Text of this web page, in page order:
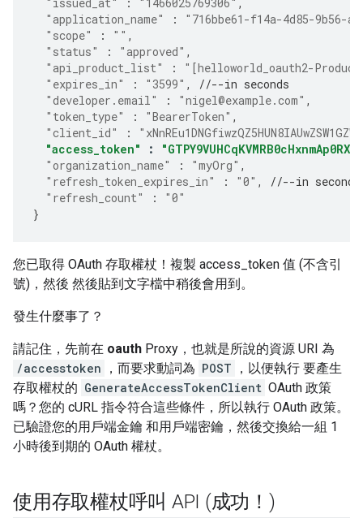
"application_name"
:
"716bbe61-f14a-4d85-9b56-
"scope"
: "" ,
"status"
: "approved" ,
"api_product_list"
:
"[helloworld_oauth2-
"expires_in"
: "3599" ,
//--in seconds
"developer.email"
: "nigel@example.com" ,
"token_type"
: "BearerToken" ,
"client_id"
:
"xNnREu1DNGfiwzQZ5HUN8IAUwZSW1GZW"
"access_token"
:
"organization_name"
: "myOrg" ,
"refresh_token_expires_in"
: "0" ,
//--in seconds
"refresh_count"
:
"0"
}
您已取得 OAuth 存取權杖！複製 access_token 值 (不含引
號)，然後 然後貼到文字檔中稍後會用到。
發生什麼事了？
請記住，先前在 oauth Proxy，也就是所說的資源 URI 為
/accesstoken
，而要求動詞為 POST
，以便執行 要產生
存取權杖的 GenerateAccessTokenClient OAuth 政策
嗎？您的 cURL 指令符合這些條件，所以執行 OAuth 政策。
已驗證您的用戶端金鑰 和用戶端密鑰，然後交換給一組 1
小時後到期的 OAuth 權杖。
使用存取權杖呼叫 API (成功！)